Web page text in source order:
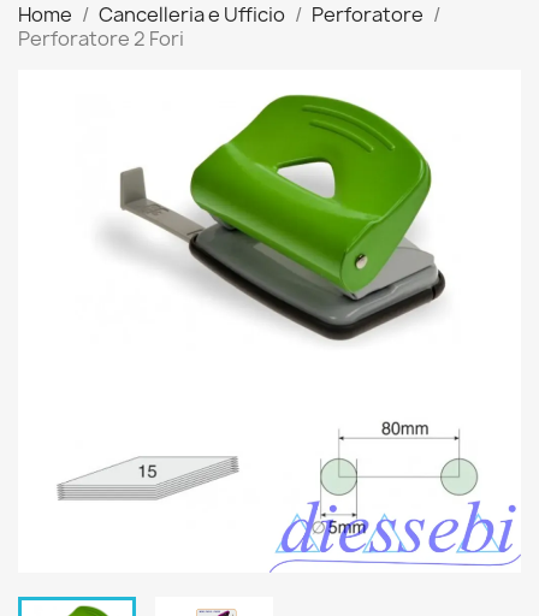
Home Cancelleria e Ufficio
Perforatore
Perforatore 2 Fori